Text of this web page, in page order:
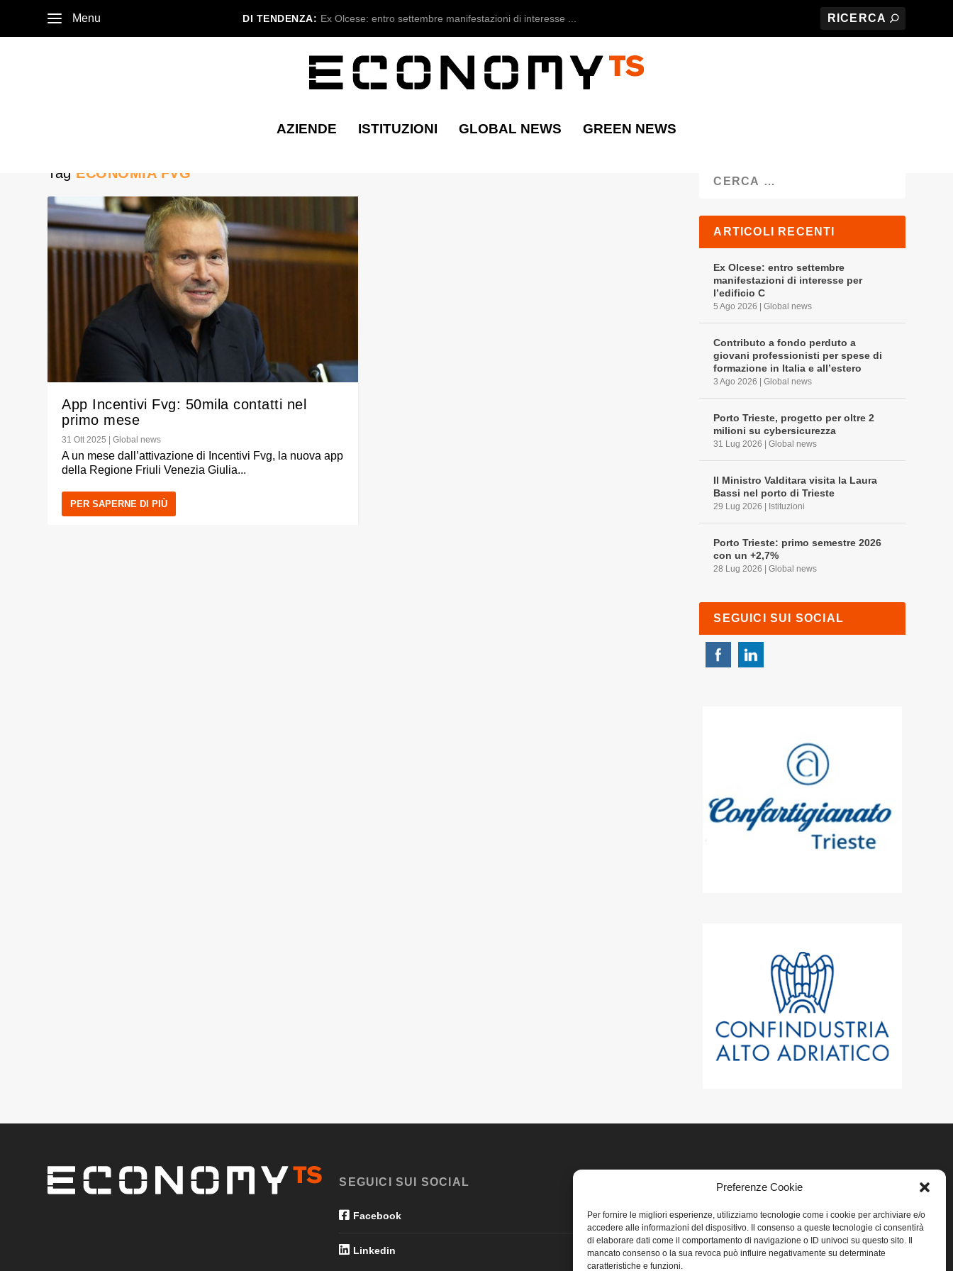
Preferenze Cookie
Per fornire le migliori esperienze, utilizziamo tecnologie come i cookie per archiviare e/o
accedere alle informazioni del dispositivo. Il consenso a queste tecnologie ci consentirà
di elaborare dati come il comportamento di navigazione o ID univoci su questo sito. Il
mancato consenso o la sua revoca può influire negativamente su determinate
caratteristiche e funzioni.
Menu DI TENDENZA: Ex Olcese: entro settembre manifestazioni di interesse ...
AZIENDE ISTITUZIONI GLOBAL NEWS GREEN NEWS
Tag ECONOMIA FVG
App Incentivi Fvg: 50mila contatti nel
primo mese
31 Ott 2025 |Global news
A un mese dall’attivazione di Incentivi Fvg, la nuova app
della Regione Friuli Venezia Giulia...
PER SAPERNE DI PIÙ
ARTICOLI RECENTI
Ex Olcese: entro settembre
manifestazioni di interesse per
l’edificio C
5 Ago 2026 |Global news
Contributo a fondo perduto a
giovani professionisti per spese di
formazione in Italia e all’estero
3 Ago 2026 |Global news
Porto Trieste, progetto per oltre 2
milioni su cybersicurezza
31 Lug 2026 |Global news
Il Ministro Valditara visita la Laura
Bassi nel porto di Trieste
29 Lug 2026 Istituzioni
Porto Trieste: primo semestre 2026
con un +2,7%
28 Lug 2026 |Global news
SEGUICI SUI SOCIAL
SEGUICI SUI SOCIAL
Facebook
Linkedin
Home
Privacy